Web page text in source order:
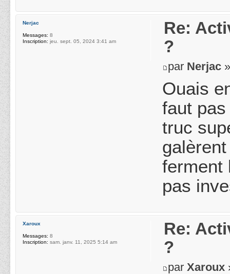
Re:
?
par Nerjac
Ouais
faut
truc
ferment
pas
Nerjac
Messages: 8
Inscription: jeu. sept. 05, 2024 3:41 am
Re:
?
par Xaroux
Xaroux
Messages: 8
Inscription: sam. janv. 11, 2025 5:14 am